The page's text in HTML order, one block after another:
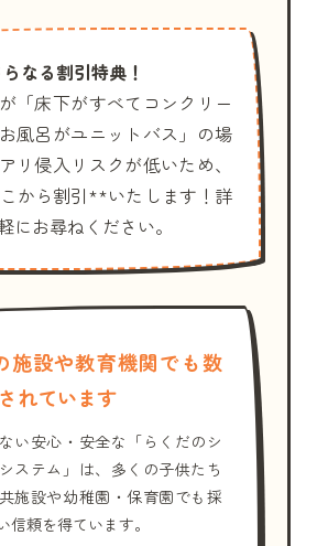
なる割引特典！
「床下がすべてコンクリー
風呂がユニットバス」の場
リ侵入リスクが低いため、
から割引**いたします！詳
にお尋ねください。
施設や教育機関でも数
れています
い安心・安全な「らくだのシ
ステム」は、多くの子供たち
施設や幼稚園・保育園でも採
信頼を得ています。